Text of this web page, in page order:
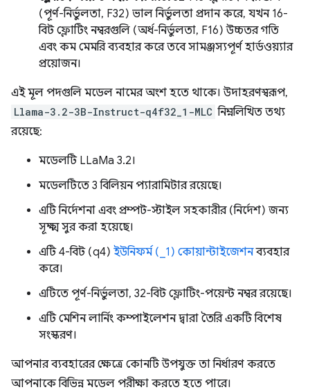
(পূর্ণ-নির্ভুলতা, F32) ভাল নির্ভুলতা প্রদান করে, যখন 16-
বিট ফ্লোটিং নম্বরগুলি (অর্ধ-নির্ভুলতা, F16) উচ্চতর গতি
এবং কম মেমরি ব্যবহার করে তবে সামঞ্জস্যপূর্ণ হার্ডওয়্যার
প্রয়োজন।
এই মূল পদগুলি মডেল নামের অংশ হতে থাকে। উদাহরণস্বরূপ,
Llama-3.2-3B-Instruct-q4f32_1-MLC নিম্নলিখিত তথ্য
রয়েছে:
মডেলটি LLaMa 3.2।
মডেলটিতে 3 বিলিয়ন প্যারামিটার রয়েছে।
এটি নির্দেশনা এবং প্রম্পট-স্টাইল সহকারীর (নির্দেশ) জন্য
সূক্ষ্ম সুর করা হয়েছে।
এটি 4-বিট (q4) ইউনিফর্ম (_1) কোয়ান্টাইজেশনব্যবহার
করে।
এটিতে পূর্ণ-নির্ভুলতা, 32-বিট ফ্লোটিং-পয়েন্ট নম্বর রয়েছে।
এটি মেশিন লার্নিং কম্পাইলেশন দ্বারা তৈরি একটি বিশেষ
সংস্করণ।
আপনার ব্যবহারের ক্ষেত্রে কোনটি উপযুক্ত তা নির্ধারণ করতে
আপনাকে বিভিন্ন মডেল পরীক্ষা করতে হতে পারে।